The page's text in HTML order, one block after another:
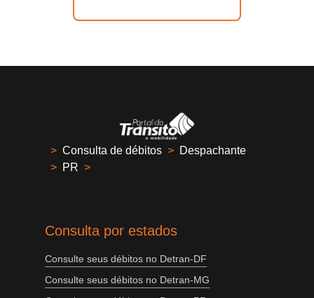
> Consulta de débitos > Despachante
> PR >
Consulta por estados
Consulte seus débitos no Detran-DF
Consulte seus débitos no Detran-MG